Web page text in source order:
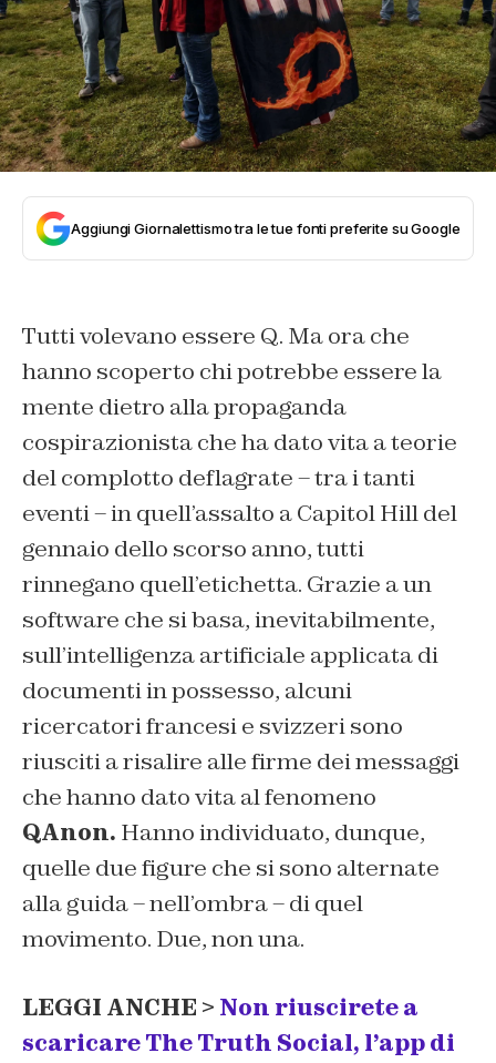
Aggiungi Giornalettismo tra le tue fonti preferite su Google
Tutti volevano essere Q. Ma ora che
hanno scoperto chi potrebbe essere la
mente dietro alla propaganda
cospirazionista che ha dato vita a teorie
del complotto deflagrate – tra i tanti
eventi – in quell’assalto a Capitol Hill del
gennaio dello scorso anno, tutti
rinnegano quell’etichetta. Grazie a un
software che si basa, inevitabilmente,
sull’intelligenza artificiale applicata di
documenti in possesso, alcuni
ricercatori francesi e svizzeri sono
riusciti a risalire alle firme dei messaggi
che hanno dato vita al fenomeno
QAnon. Hanno individuato, dunque,
quelle due figure che si sono alternate
alla guida – nell’ombra – di quel
movimento. Due, non una.
LEGGI ANCHE > Non riuscirete a
scaricare The Truth Social, l’app di